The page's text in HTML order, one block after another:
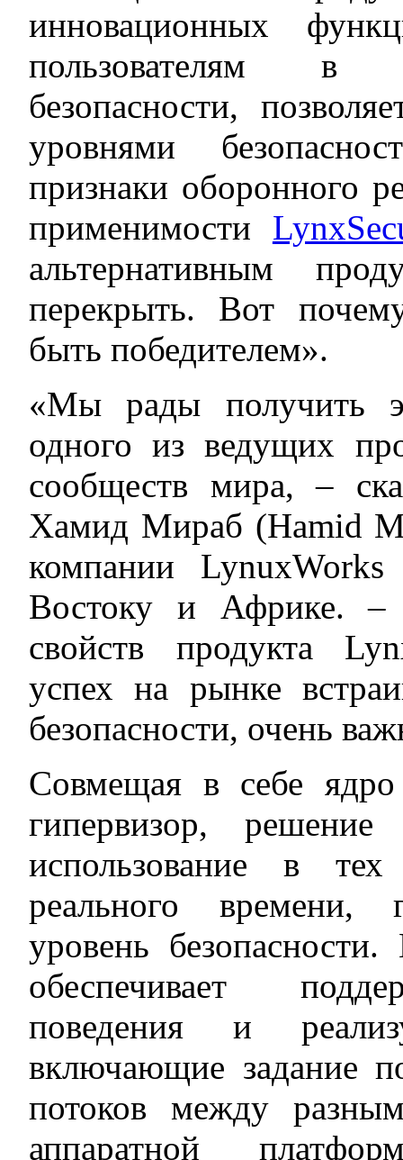
инновационных
пользователям в
безопасности,
уровнями
признаки оборонного
применимости
альтернативным
перекрыть. Вот
быть победителем».
«Мы рады получить
одного из ведущих
сообществ мира, –
Хамид Мираб (Hamid
компании
Востоку и Африке. –
свойств продукта
успех на рынке
безопасности, очень
Совмещая в себе ядро
гипервизор,
использование в
реального времени,
уровень
обеспечивает
поведения и
включающие задание
потоков между
аппаратной